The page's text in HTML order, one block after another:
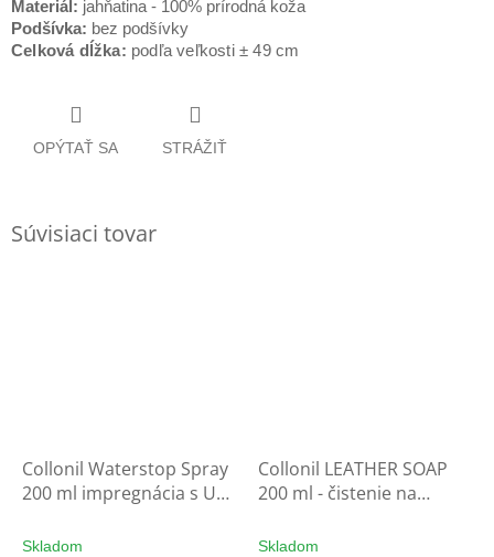
Materiál: jahňatina - 100% prírodná koža
Podšívka: bez podšívky
Celková dĺžka: podľa veľkosti ± 49 cm
OPÝTAŤ SA STRÁŽIŤ
Súvisiaci tovar
Collonil Waterstop Spray
200 ml impregnácia s UV
rukavice
Skladom
Collonil LEATHER SOAP
200 ml - čistenie na
Skladom